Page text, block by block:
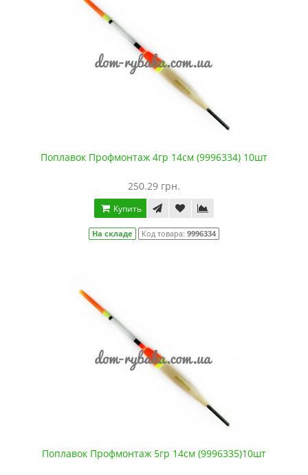
Поплавок Профмонтаж 4гр 14см (9996334) 10шт
250.29 грн.
Купить
На складе Код товара: 9996334
Поплавок Профмонтаж 5гр 14см (9996335)10шт